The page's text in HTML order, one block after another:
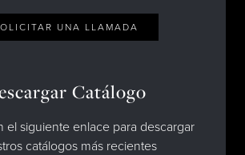
UNA LLAMADA
Catálogo
el siguiente enlace para descargar
catálogos más recientes